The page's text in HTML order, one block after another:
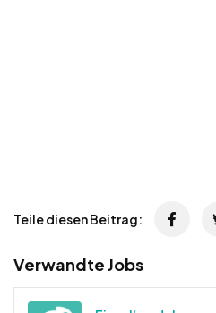
Teile diesen Beitrag:
Verwandte Jobs